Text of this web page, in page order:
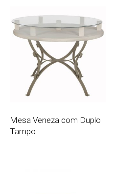
Mesa Veneza com Duplo
Tampo